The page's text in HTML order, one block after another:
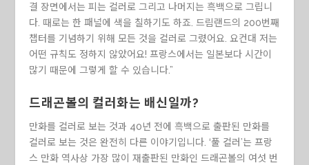
결 장면에서는 피는 컬러로 그리고 나머지는 흑백으로 그립니
다. 때로는 한 패널에 색을 칠하기도 하죠. 드림랜드의 200번째
챕터를 기념하기 위해 모든 것을 컬러로 그렸어요. 요컨대 저는
어떤 규칙도 정하지 않았어요! 프랑스에서는 일본보다 시간이
많기 때문에 그렇게 할 수 있습니다.”
드래곤볼의 컬러화는 배신일까?
만화를 컬러로 보는 것과 40년 전에 흑백으로 출판된 만화를
컬러로 보는 것은 완전히 다른 이야기입니다. ‘풀 컬러’는 프랑
스 만화 역사상 가장 많이 재출판된 만화인 드래곤볼의 여섯 번